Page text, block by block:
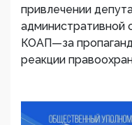
привлечении
административной
КОАП—за
реакции